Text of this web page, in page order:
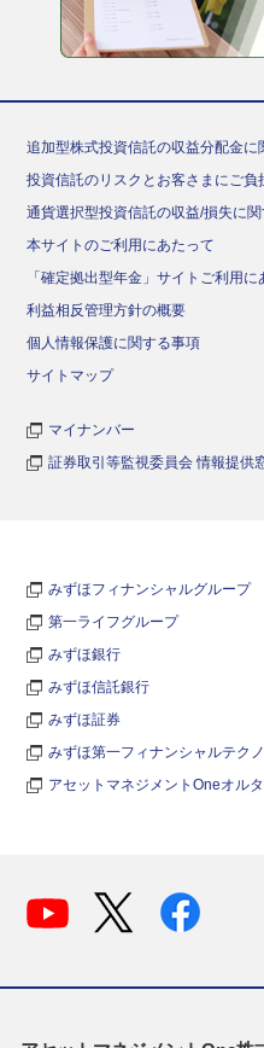
追加型株式投資信託の収益分配金に
投資信託のリスクとお客さまにご負
通貨選択型投資信託の収益/損失に
本サイトのご利用にあたって
「確定拠出型年金」サイトご利用
利益相反管理方針の概要
個人情報保護に関する事項
サイトマップ
マイナンバー
証券取引等監視委員会 情報提供
みずほフィナンシャルグループ
第一ライフグループ
みずほ銀行
みずほ信託銀行
みずほ証券
みずほ第一フィナンシャルテク
アセットマネジメントOneオル